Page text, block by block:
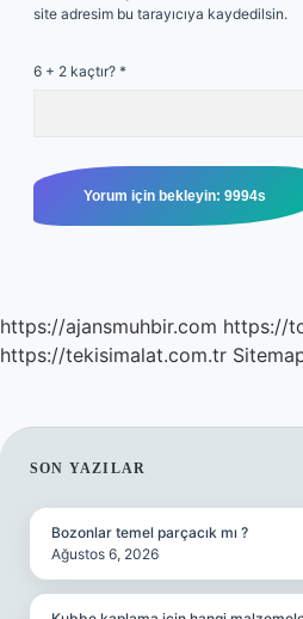
site adresim bu tarayıcıya kaydedilsin.
6 + 2 kaçtır? *
https://ajansmuhbir.com https://
https://tekisimalat.com.tr
SIDEBAR
SON YAZILAR
Bozonlar temel parçacık mı ?
Ağustos 6, 2026